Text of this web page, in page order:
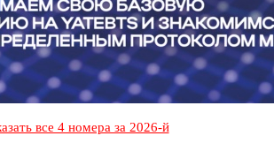
все 4 номера за 2026-й